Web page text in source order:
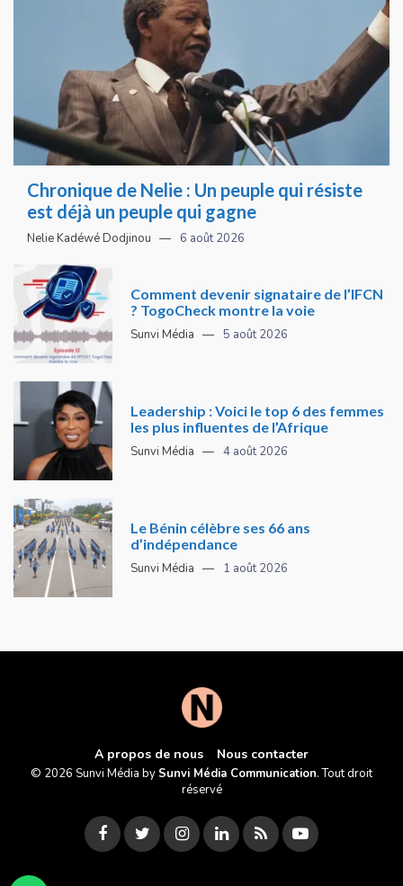
Chronique de Nelie : Un peuple qui résiste
est déjà un peuple qui gagne
Nelie Kadéwé Dodjinou 6 août 2026
Comment devenir signataire de l’IFCN
? TogoCheck montre la voie
Sunvi Média 5 août 2026
Leadership : Voici le top 6 des femmes
les plus influentes de l’Afrique
Sunvi Média 4 août 2026
Le Bénin célèbre ses 66 ans
d’indépendance
Sunvi Média 1 août 2026
A propos de nous Nous contacter
© 2026 Sunvi Média by Sunvi Média Communication. Tout droit
réservé